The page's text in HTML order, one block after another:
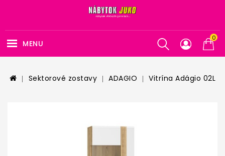
0
MENU
Sektorové zostavy ADAGIO Vitrína Adágio 02L